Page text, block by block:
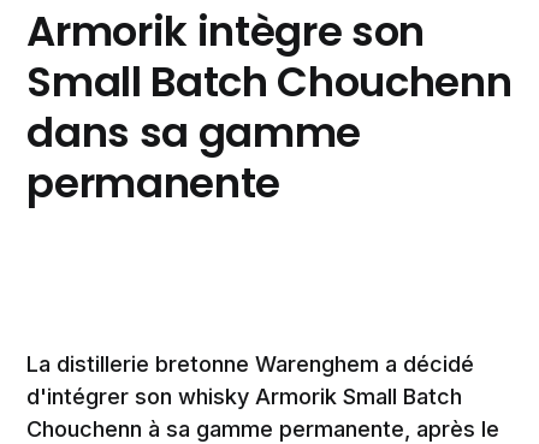
Armorik intègre son
Small Batch Chouchenn
dans sa gamme
permanente
La distillerie bretonne Warenghem a décidé
d'intégrer son whisky Armorik Small Batch
Chouchenn à sa gamme permanente, après le